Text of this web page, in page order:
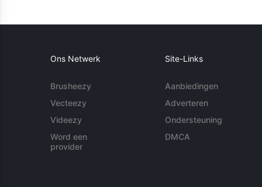
Ons Netwerk
Brusheezy
Vecteezy
Videezy
Word een
provider
Site-Links
Aanbiedingen
Adverteren
Ondersteuning
DMCA